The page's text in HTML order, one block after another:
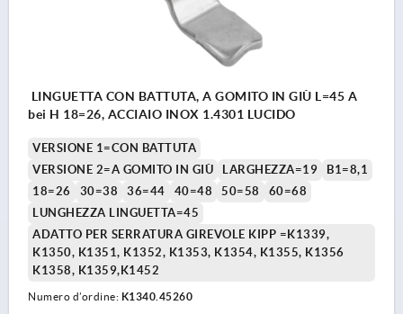
LINGUETTA CON BATTUTA, A GOMITO IN GIÙ L=45 A
bei H 18=26, ACCIAIO INOX 1.4301 LUCIDO
VERSIONE 1=CON BATTUTA
VERSIONE 2=A GOMITO IN GIÙ
LARGHEZZA=19
B1=8,1
18=26
30=38 36=44 40=48 50=58
60=68
LUNGHEZZA LINGUETTA=45
ADATTO PER SERRATURA GIREVOLE KIPP =K1339,
K1350, K1351, K1352, K1353, K1354, K1355, K1356
K1358, K1359,K1452
Numero d’ordine: K1340.45260